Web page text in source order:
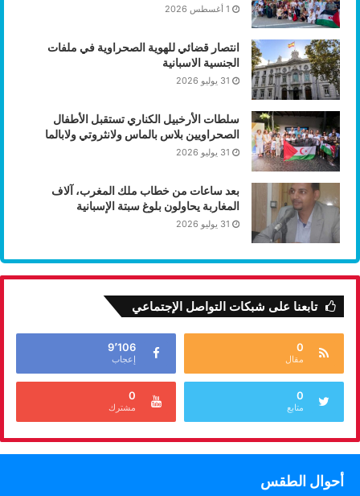
1 أغسطس 2026
انتصار قضائي للهوية الصحراوية في ملفات
الجنسية الاسبانية
31 يوليو 2026
سلطات الأرخبيل الكناري تستقبل الأطفال
الصحراويين بلاس بالماس ولانثروتي ولابالما
31 يوليو 2026
بعد ساعات من خطاب ملك المغرب، آلاف
المغاربة يحاولون بلوغ سبتة الإسبانية
31 يوليو 2026
تابعنا على شبكات التواصل الإجتماعي
0
مقال
9٬106
إعجاب
0
متابع
0
مشترك
أحوال الطقس